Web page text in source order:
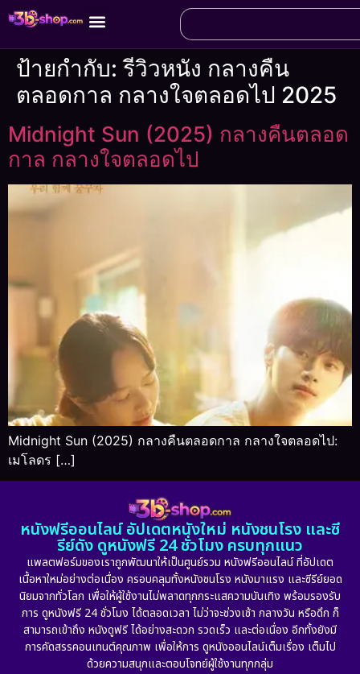
ป้ายกำกับ:รีวิวหนัง กลางคืน
ตลอดกาล กลางใจตลอดไป 2025
Midnight Sun (2025) กลางคืนตลอด
กาล กลางใจตลอดไป
Midnight Sun (2025) กลางคืนตลอดกาล กลางใจตลอดไป:
เมโลดร […]
หนังฟรีออนไลน์ อัปเดตหนังใหม่ หนังชนโรง และซี
รีย์ดัง ดูหนังฟรี 24 ชั่วโมง ครบทุกแนว
แพลตฟอร์มของเราถูกพัฒนาให้เป็นศูนย์รวม หนังฟรีออนไลน์ ที่อัปเดต
เนื้อหาใหม่อย่างต่อเนื่อง ครอบคลุมทั้งหนังชนโรง หนังมาแรง และซีรีย์ยอด
นิยมจากทั่วโลก เพื่อให้ผู้ใช้งานไม่พลาดทุกกระแสความบันเทิง พร้อมรองรับ
การ ดูหนังฟรี 24 ชั่วโมง ได้ตลอดเวลา ไม่ว่าจะช่วงเช้า กลางวัน หรือดึก ก็
สามารถเข้าถึง หนังดูฟรี ได้อย่างสะดวก รวดเร็ว และต่อเนื่อง อีกทั้งยังมี
การคัดสรรคอนเทนต์คุณภาพ เพื่อให้การ ดูหนังออนไลน์เต็มเรื่อง เต็มไป
ด้วยความสนุกและตอบโจทย์ผู้ใช้งานทุกกลุ่ม